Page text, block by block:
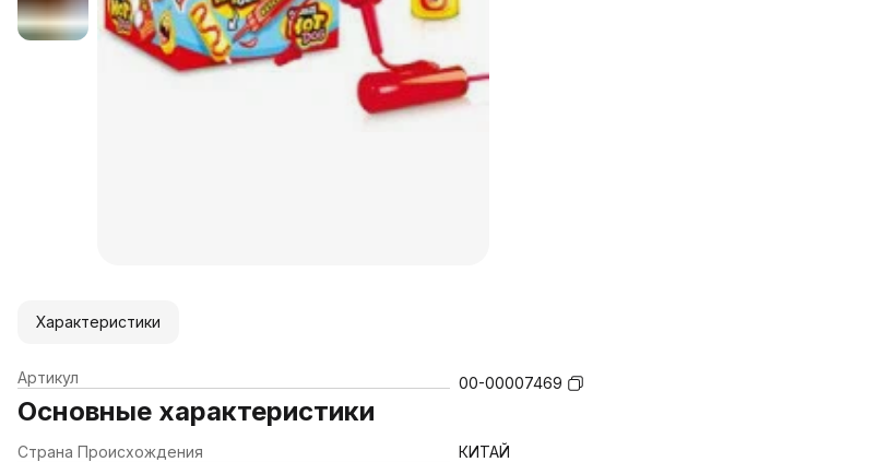
Характеристики
Артикул 00-00007469
Основные характеристики
Страна Происхождения
КИТАЙ